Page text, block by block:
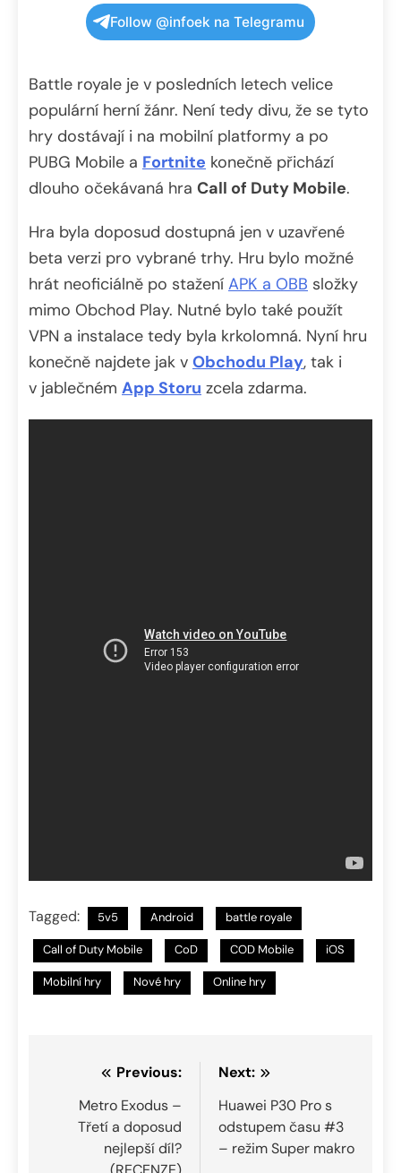
Follow @infoek na Telegramu
Battle royale je v posledních letech velice
populární herní žánr. Není tedy divu, že se tyto
hry dostávají i na mobilní platformy a po
PUBG Mobile a Fortnite konečně přichází
dlouho očekávaná hra Call of Duty Mobile.
Hra byla doposud dostupná jen v uzavřené
beta verzi pro vybrané trhy. Hru bylo možné
hrát neoficiálně po stažení APK a OBB složky
mimo Obchod Play. Nutné bylo také použít
VPN a instalace tedy byla krkolomná. Nyní hru
konečně najdete jak v Obchodu Play, tak i
v jablečném App Storu zcela zdarma.
Tagged: 5v5 Android battle royale
Call of Duty Mobile CoD COD Mobile iOS
Mobilní hry Nové hry Online hry
Navigace
pro
příspěvek
Previous:
Metro Exodus –
Třetí a doposud
nejlepší díl?
Next:
Huawei P30 Pro s
odstupem času #3
– režim Super makro